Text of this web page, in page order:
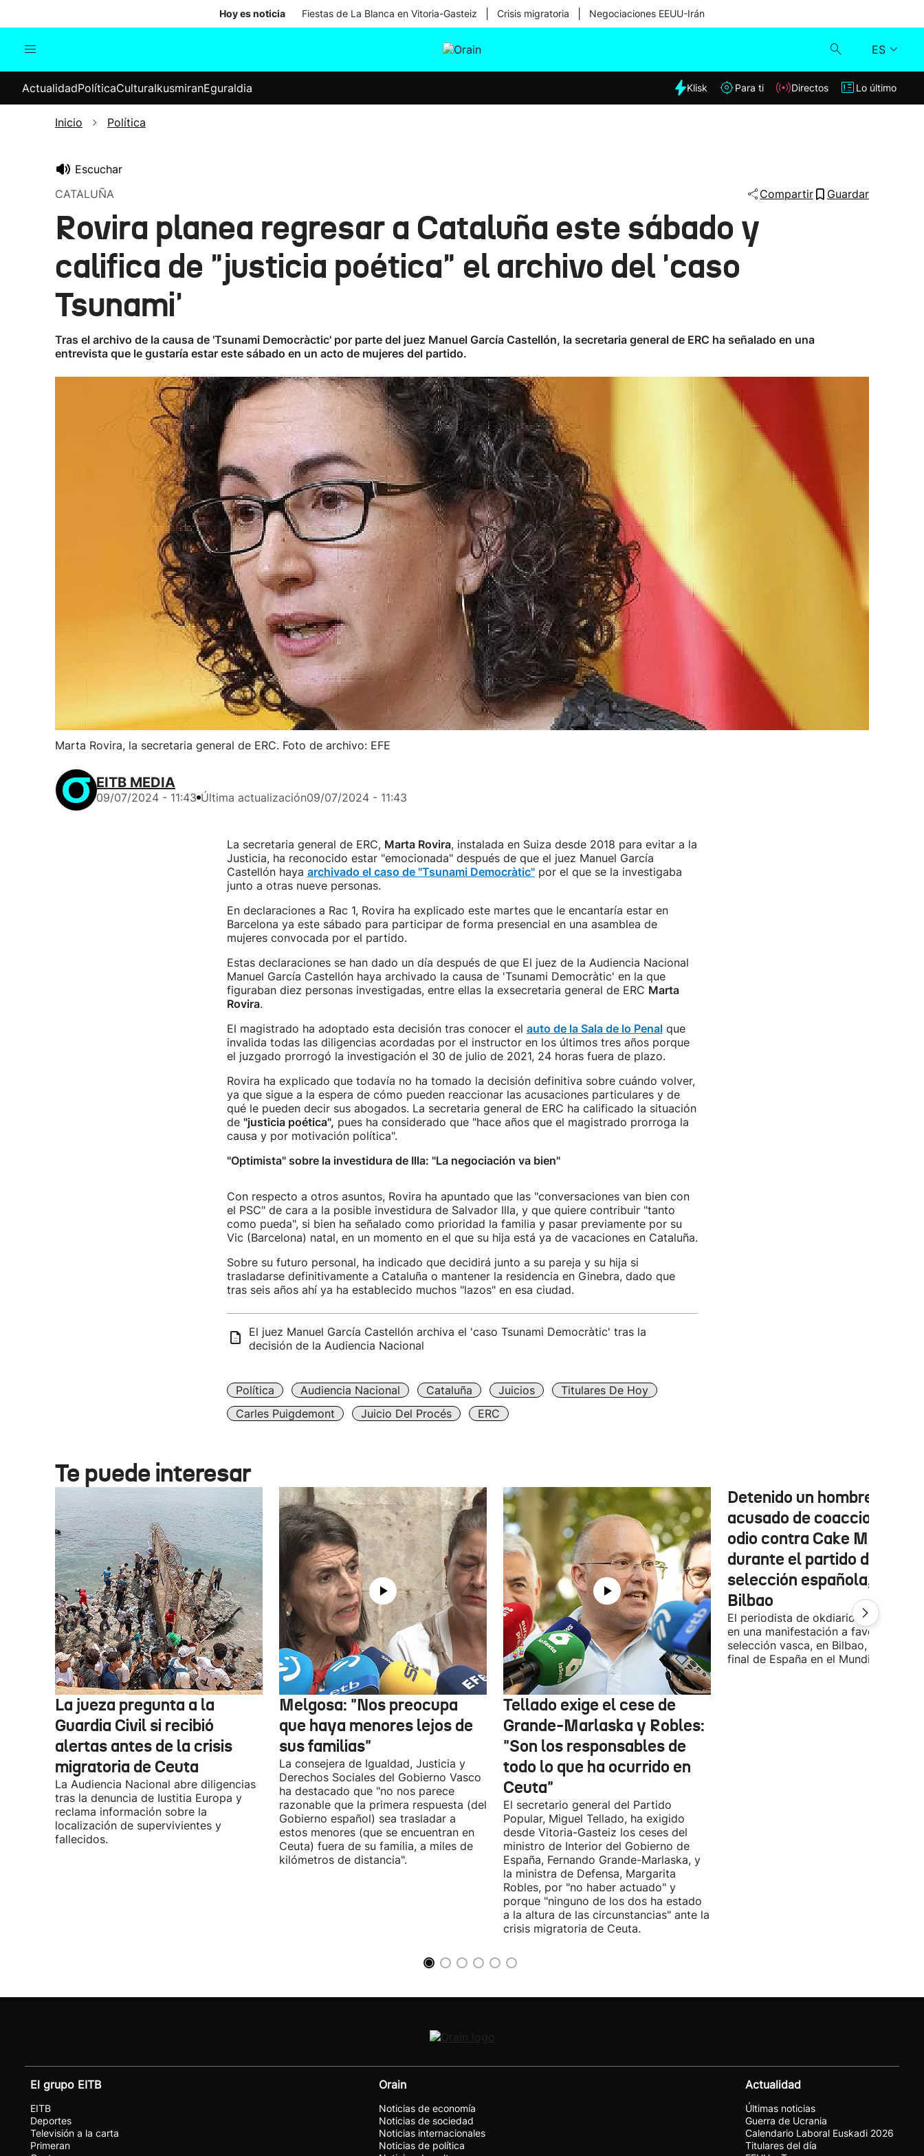
Hoy es noticia Fiestas de La Blanca en Vitoria-Gasteiz Crisis migratoria Negociaciones EEUU-Irán
ES
Internacional
Elecciones
Klisk
ActualidadPolíticaCulturaIkusmiranEguraldia Klisk Para ti Directos Lo último
Inicio Política
Escuchar
CATALUÑA
Compartir Guardar
Rovira planea regresar a Cataluña este sábado y
califica de "justicia poética" el archivo del 'caso
Tsunami'
Tras el archivo de la causa de 'Tsunami Democràctic' por parte del juez Manuel García Castellón, la secretaria general de ERC ha señalado en una
entrevista que le gustaría estar este sábado en un acto de mujeres del partido.
Marta Rovira, la secretaria general de ERC. Foto de archivo: EFE
EITB MEDIA
09/07/2024 - 11:43 Última actualización09/07/2024 - 11:43
La secretaria general de ERC, Marta Rovira, instalada en Suiza desde 2018 para evitar a la
Justicia, ha reconocido estar "emocionada" después de que el juez Manuel García
Castellón haya archivado el caso de "Tsunami Democràtic"por el que se la investigaba
junto a otras nueve personas.
En declaraciones a Rac 1, Rovira ha explicado este martes que le encantaría estar en
Barcelona ya este sábado para participar de forma presencial en una asamblea de
mujeres convocada por el partido.
Estas declaraciones se han dado un día después de que El juez de la Audiencia Nacional
Manuel García Castellón haya archivado la causa de 'Tsunami Democràtic' en la que
figuraban diez personas investigadas, entre ellas la exsecretaria general de ERC Marta
Rovira.
El magistrado ha adoptado esta decisión tras conocer el auto de la Sala de lo Penalque
invalida todas las diligencias acordadas por el instructor en los últimos tres años porque
el juzgado prorrogó la investigación el 30 de julio de 2021, 24 horas fuera de plazo.
Rovira ha explicado que todavía no ha tomado la decisión definitiva sobre cuándo volver,
ya que sigue a la espera de cómo pueden reaccionar las acusaciones particulares y de
qué le pueden decir sus abogados. La secretaria general de ERC ha calificado la situación
de "justicia poética", pues ha considerado que "hace años que el magistrado prorroga la
causa y por motivación política".
"Optimista" sobre la investidura de Illa: "La negociación va bien"
Con respecto a otros asuntos, Rovira ha apuntado que las "conversaciones van bien con
el PSC" de cara a la posible investidura de Salvador Illa, y que quiere contribuir "tanto
como pueda", si bien ha señalado como prioridad la familia y pasar previamente por su
Vic (Barcelona) natal, en un momento en el que su hija está ya de vacaciones en Cataluña.
Sobre su futuro personal, ha indicado que decidirá junto a su pareja y su hija si
trasladarse definitivamente a Cataluña o mantener la residencia en Ginebra, dado que
tras seis años ahí ya ha establecido muchos "lazos" en esa ciudad.
El juez Manuel García Castellón archiva el 'caso Tsunami Democràtic' tras la
decisión de la Audiencia Nacional
Política Audiencia Nacional Cataluña Juicios
Titulares De Hoy
Carles Puigdemont
Juicio Del Procés ERC
Te puede interesar
La jueza pregunta a la
Guardia Civil si recibió
alertas antes de la crisis
migratoria de Ceuta
La Audiencia Nacional abre diligencias
tras la denuncia de Iustitia Europa y
reclama información sobre la
localización de supervivientes y
fallecidos.
Melgosa: "Nos preocupa
que haya menores lejos de
sus familias"
La consejera de Igualdad, Justicia y
Derechos Sociales del Gobierno Vasco
ha destacado que "no nos parece
razonable que la primera respuesta (del
Gobierno español) sea trasladar a
estos menores (que se encuentran en
Ceuta) fuera de su familia, a miles de
kilómetros de distancia".
Tellado exige el cese de
Grande-Marlaska y Robles:
"Son los responsables de
todo lo que ha ocurrido en
Ceuta"
El secretario general del Partido
Popular, Miguel Tellado, ha exigido
desde Vitoria-Gasteiz los ceses del
ministro de Interior del Gobierno de
España, Fernando Grande-Marlaska, y
la ministra de Defensa, Margarita
Robles, por "no haber actuado" y
porque "ninguno de los dos ha estado
a la altura de las circunstancias" ante la
crisis migratoria de Ceuta.
Detenido un hombre
acusado de coacciones y
odio contra Cake Minuesa
durante el partido de la
selección española, en
Bilbao
El periodista de okdiario se
en una manifestación a favor de la
selección vasca, en Bilbao, durante la
final de España en el Mundial.
El grupo EITB
EITB
Deportes
Televisión a la carta
Primeran
Orain
Noticias de economía
Noticias de sociedad
Noticias internacionales
Noticias de política
Actualidad
Últimas noticias
Guerra de Ucrania
Calendario Laboral Euskadi 2026
Titulares del día